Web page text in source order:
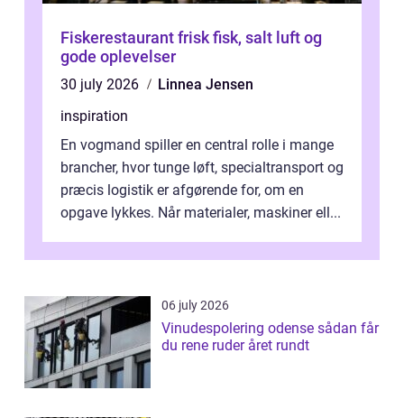
Fiskerestaurant frisk fisk, salt luft og
gode oplevelser
30 july 2026
Linnea Jensen
inspiration
En vogmand spiller en central rolle i mange
brancher, hvor tunge løft, specialtransport og
præcis logistik er afgørende for, om en
opgave lykkes. Når materialer, maskiner ell...
06 july 2026
Vinudespolering odense sådan får
du rene ruder året rundt